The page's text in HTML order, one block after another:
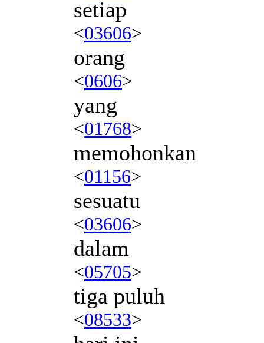
setiap
<03606>
orang
<0606>
yang
<01768>
memohonkan
<01156>
sesuatu
<03606>
dalam
<05705>
tiga puluh
<08533>